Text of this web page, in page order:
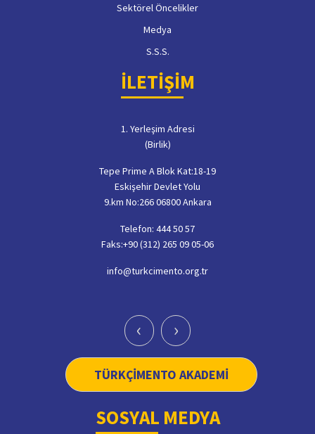
Sektörel Öncelikler
Medya
S.S.S.
İLETİŞİM
1. Yerleşim Adresi
(Birlik)
Tepe Prime A Blok Kat:18-19
Eskişehir Devlet Yolu
9.km No:266 06800 Ankara
Telefon: 444 50 57
Faks:+90 (312) 265 09 05-06
info@turkcimento.org.tr
‹ ›
TÜRKÇİMENTO AKADEMİ
SOSYAL MEDYA